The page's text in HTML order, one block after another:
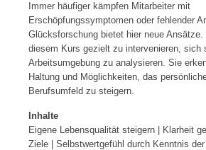
Immer häufiger kämpfen Mitarbeiter mit
Erschöpfungssymptomen oder fehlender
Glücksforschung bietet hier neue Ansätze.
diesem Kurs gezielt zu intervenieren, sich
Arbeitsumgebung zu analysieren. Sie
Haltung und Möglichkeiten, das
Berufsumfeld zu steigern.
Inhalte
Eigene Lebensqualität steigern | Klarheit
Ziele | Selbstwertgefühl durch Kenntnis der